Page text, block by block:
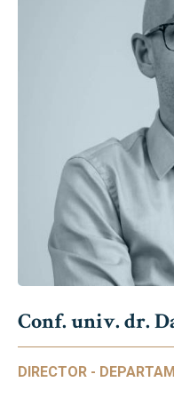
Conf. univ. dr.
DIRECTOR -